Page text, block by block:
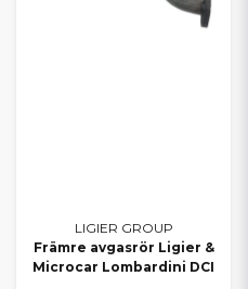
LIGIER GROUP
Främre avgasrör Ligier &
Microcar Lombardini DCI